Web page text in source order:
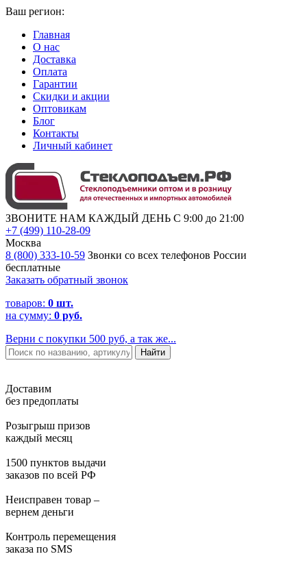
Ваш регион:
Главная
О нас
Доставка
Оплата
Гарантии
Скидки и акции
Оптовикам
Блог
Контакты
Личный кабинет
ЗВОНИТЕ НАМ КАЖДЫЙ ДЕНЬ С 9:00 до 21:00
+7 (499) 110-28-09
Москва
8 (800) 333-10-59 Звонки со всех телефонов России
бесплатные
Заказать обратный звонок
товаров: 0 шт.
на сумму: 0 руб.
Верни с покупки 500 руб, а так же...
Доставим
без предоплаты
Розыгрыш призов
каждый месяц
1500 пунктов выдачи
заказов по всей РФ
Неисправен товар –
вернем деньги
Контроль перемещения
заказа по SMS